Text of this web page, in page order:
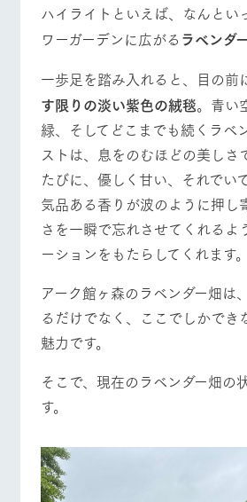
ハイライトといえば、なんとい
ワーガーデンに広がる ラベンダ
一歩足を踏み入れると、目の前
す限りの淡い紫色の絨毯。青い
緑、そしてどこまでも続くラベ
ストは、息をのむほどの美しさ
たびに、優しく甘い、それでい
気品ある香りが波のように押し
さを一瞬で忘れさせてくれるよ
ーションをもたらしてくれます。
アーク館ヶ森のラベンダー畑は
るだけでなく、ここでしかでき
魅力です。
そこで、現在のラベンダー畑の
す。